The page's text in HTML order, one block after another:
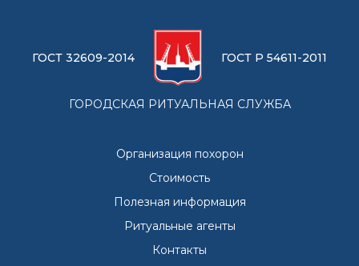
ГОСТ 32609-2014 ГОСТ Р 54611-2011
ГОРОДСКАЯ РИТУАЛЬНАЯ СЛУЖБА
Организация похорон
Стоимость
Полезная информация
Ритуальные агенты
Контакты